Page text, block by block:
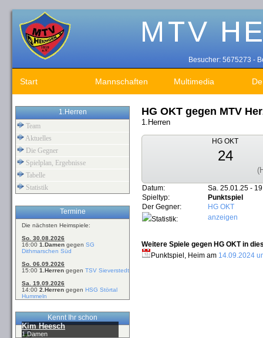
Besucher: 5675273 -
Start Mannschaften Multimedia
1.Herren
Team
Aktuelles
Die Gegner
Spielplan, Ergebnisse
Tabelle
Statistik
Termine
Die nächsten Heimspiele:
So. 30.08.2026
16:00 1.Damen gegen SG
Dithmarschen Süd
So. 06.09.2026
15:00 1.Herren gegen TSV Sieverstedt
Sa. 19.09.2026
14:00 2.Herren gegen HSG Störtal
Hummeln
Kennt Ihr schon
Kim Heesch
1.Damen
HG OKT gegen MTV
1.Herren
HG OKT
24
Datum:
Sa. 25.01.25 -
Spieltyp:
Punktspiel
Der Gegner:
HG OKT
Statistik:
anzeigen
Weitere Spiele gegen HG OKT in
Punktspiel, Heim am 14.09.2024